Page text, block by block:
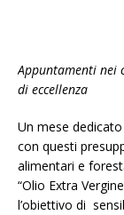
Appuntamenti nei
di eccellenza
Un mese
con questi
alimentari e
“Olio Extra
l’obiettivo di